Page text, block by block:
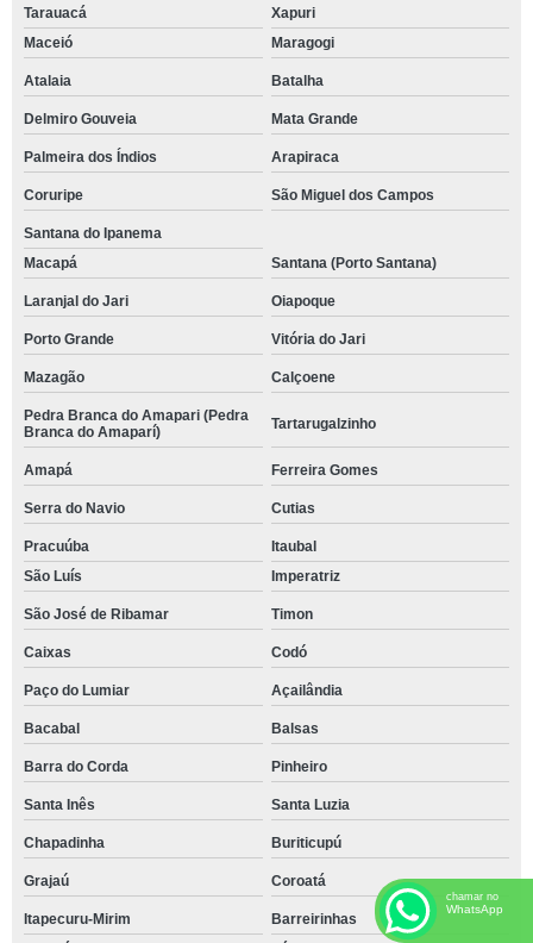
Tarauacá
Xapuri
Maceió
Maragogi
Atalaia Batalha
Delmiro Gouveia Mata Grande
Palmeira dos Índios Arapiraca
Coruripe São Miguel dos Campos
Santana do Ipanema
Macapá
Santana (Porto Santana)
Laranjal do Jari Oiapoque
Porto Grande Vitória do Jari
Mazagão Calçoene
Pedra Branca do Amapari (Pedra
Branca do Amaparí)
Tartarugalzinho
Amapá Ferreira Gomes
Serra do Navio Cutias
Pracuúba
Itaubal
São Luís
Imperatriz
São José de Ribamar Timon
Caixas Codó
Paço do Lumiar Açailândia
Bacabal Balsas
Barra do Corda Pinheiro
Santa Inês Santa Luzia
Chapadinha Buriticupú
Grajaú Coroatá
Itapecuru-Mirim
Barreirinhas
chamar no
WhatsApp